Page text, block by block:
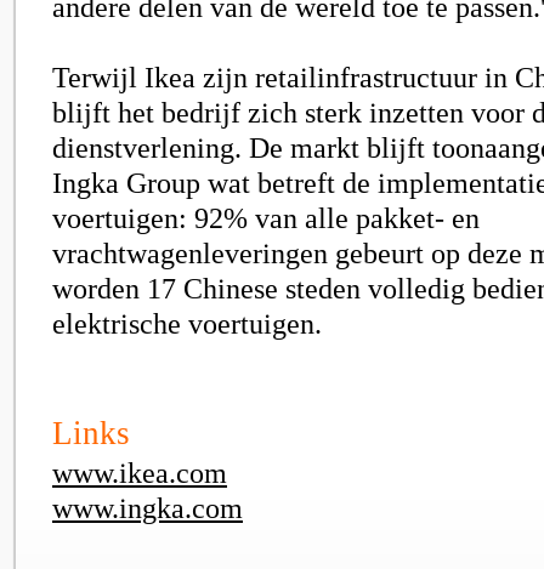
andere delen van de wereld toe te passen.'
Terwijl Ikea zijn retailinfrastructuur in
blijft het bedrijf zich sterk inzetten voor
dienstverlening. De markt blijft
Ingka Group wat betreft de
voertuigen: 92% van alle pakket- en
vrachtwagenleveringen gebeurt op deze
worden 17 Chinese steden volledig
elektrische voertuigen.
Links
www.ikea.com
www.ingka.com